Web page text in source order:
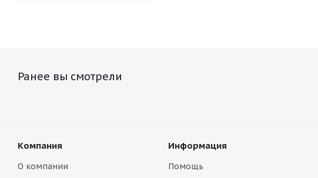
Ранее вы смотрели
Компания
О компании
Информация
Помощь